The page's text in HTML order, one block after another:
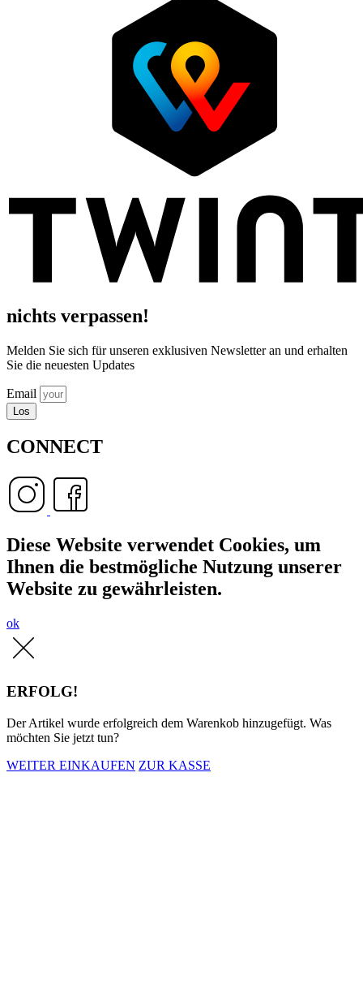
nichts verpassen!
Melden Sie sich für unseren exklusiven Newsletter an und erhalten
Sie die neuesten Updates
Email
Los
CONNECT
Diese Website verwendet Cookies, um
Ihnen die bestmögliche Nutzung unserer
Website zu gewährleisten.
ok
ERFOLG!
Der Artikel wurde erfolgreich dem Warenkob hinzugefügt. Was
möchten Sie jetzt tun?
WEITER EINKAUFEN ZUR KASSE